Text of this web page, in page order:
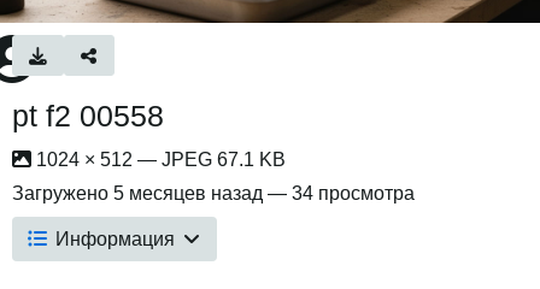
pt f2 00558
1024 × 512 — JPEG 67.1 KB
Загружено 5 месяцев назад — 34 просмотра
Информация